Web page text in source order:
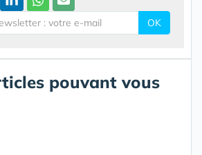
OK
pouvant vous